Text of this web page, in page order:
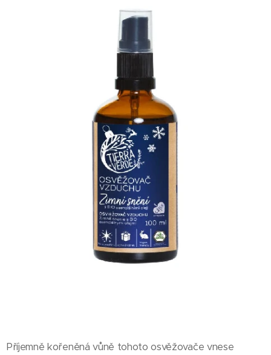
Příjemně kořeněná vůně tohoto osvěžovače vnese